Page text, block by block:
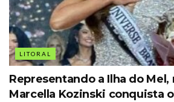
LITORAL
Representando a Ilha do
Marcella Kozinski conquista